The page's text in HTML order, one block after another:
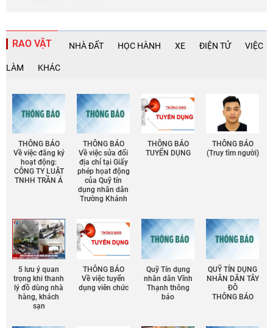
Chia sẻ
Facebook
RAO VẶT NHÀ ĐẤT HỌC HÀNH XE ĐIỆN TỬ VIỆC
LÀM KHÁC
THÔNG BÁO
Về việc đăng ký
hoạt động:
CÔNG TY LUẬT
TNHH TRẦN Á
THÔNG BÁO
Về việc sửa đổi
địa chỉ tại Giấy
phép họat động
của Quỹ tín
dụng nhân dân
Trường Khánh
THÔNG BÁO
TUYỂN DỤNG
THÔNG BÁO
(Truy tìm người)
5 lưu ý quan
trọng khi thanh
lý đồ dùng nhà
hàng, khách
sạn
THÔNG BÁO
Về việc tuyển
dụng viên chức
Quỹ Tín dụng
nhân dân Vĩnh
Thạnh thông
báo
QUỸ TÍN DỤNG
NHÂN DÂN TÂY
ĐÔ
THÔNG BÁO